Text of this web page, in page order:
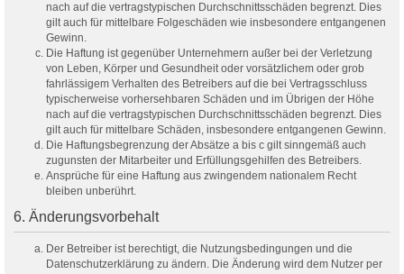
nach auf die vertragstypischen Durchschnittsschäden begrenzt. Dies
gilt auch für mittelbare Folgeschäden wie insbesondere entgangenen
Gewinn.
Die Haftung ist gegenüber Unternehmern außer bei der Verletzung
von Leben, Körper und Gesundheit oder vorsätzlichem oder grob
fahrlässigem Verhalten des Betreibers auf die bei Vertragsschluss
typischerweise vorhersehbaren Schäden und im Übrigen der Höhe
nach auf die vertragstypischen Durchschnittsschäden begrenzt. Dies
gilt auch für mittelbare Schäden, insbesondere entgangenen Gewinn.
Die Haftungsbegrenzung der Absätze a bis c gilt sinngemäß auch
zugunsten der Mitarbeiter und Erfüllungsgehilfen des Betreibers.
Ansprüche für eine Haftung aus zwingendem nationalem Recht
bleiben unberührt.
6. Änderungsvorbehalt
Der Betreiber ist berechtigt, die Nutzungsbedingungen und die
Datenschutzerklärung zu ändern. Die Änderung wird dem Nutzer per